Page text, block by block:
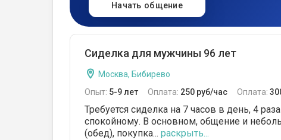
Начать общение
Сиделка для мужчины 96 лет
Москва, Бибирево
Опыт: 5-9 лет Оплата: 250 руб/час Оплата:
Требуется сиделка на 7 часов в день, 4
спокойному. В основном, общение и
(обед), покупка... раскрыть...